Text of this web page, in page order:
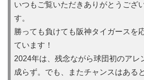
いつもご覧いただきありがとうござ
す。
勝っても負けても阪神タイガースを
ています！
2024年は、残念ながら球団初のアレ
成らず。でも、またチャンスはある